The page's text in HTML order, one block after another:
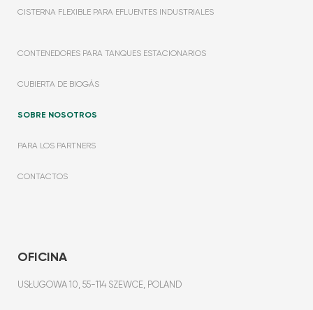
CISTERNA FLEXIBLE PARA EFLUENTES INDUSTRIALES
CONTENEDORES PARA TANQUES ESTACIONARIOS
CUBIERTA DE BIOGÁS
SOBRE NOSOTROS
PARA LOS PARTNERS
CONTACTOS
OFICINA
USŁUGOWA 10, 55-114 SZEWCE, POLAND